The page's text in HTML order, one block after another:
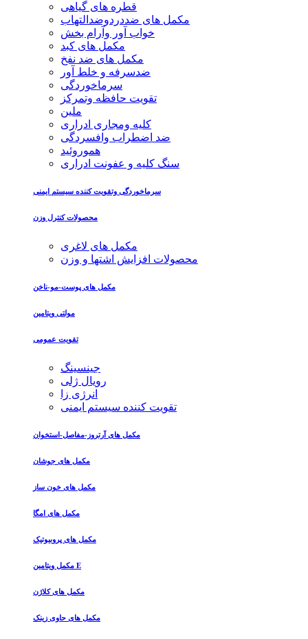
قطره های گیاهی
مکمل های ضددردوضدالتهاب
خواب آور وآرام بخش
مکمل های کبد
مکمل های ضد نفخ
ضدسرفه و خلط آور
سرماخوردگی
تقویت حافظه وتمرکز
ملین
کلیه ومجاری ادراری
ضد اضطراب وافسردگی
هموروئید
سنگ کلیه و عفونت ادراری
سرماخوردگی وتقویت کننده سیستم ایمنی
محصولات کنترل وزن
مکمل های لاغری
محصولات افزایش اشتها و وزن
مکمل های پوست-مو-ناخن
مولتی ویتامین
تقویت عمومی
جینسینگ
رویال ژلی
انرژی زا
تقویت کننده سیستم ایمنی
مکمل های آرتروز-مفاصل-استخوان
مکمل های جوشان
مکمل های خون ساز
مکمل های امگا
مکمل های پروبیوتیک
مکمل ویتامین E
مکمل های کلاژن
مکمل های حاوی زینک